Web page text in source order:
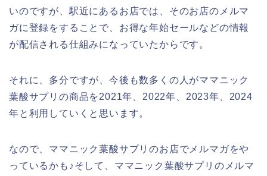
いのですが、駅近にあるお店では、そのお店のメルマ
ガに登録をすることで、お得な年始セールなどの情報
が配信される仕組みになっていたからです。
それに、多分ですが、今後も数多くの人がママニック
葉酸サプリの商品を2021年、2022年、2023年、2024
年と利用していくと思います。
なので、ママニック葉酸サプリのお店でメルマガをや
っているかも♪そして、ママニック葉酸サプリのメルマ